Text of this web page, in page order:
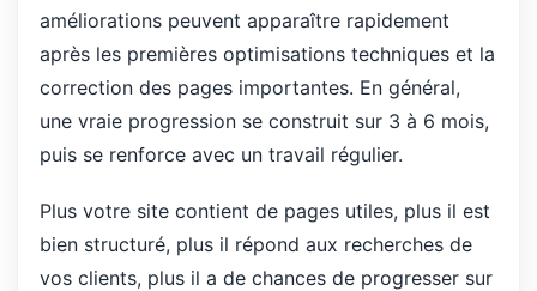
améliorations peuvent apparaître rapidement
après les premières optimisations techniques et la
correction des pages importantes. En général,
une vraie progression se construit sur 3 à 6 mois,
puis se renforce avec un travail régulier.
Plus votre site contient de pages utiles, plus il est
bien structuré, plus il répond aux recherches de
vos clients, plus il a de chances de progresser sur